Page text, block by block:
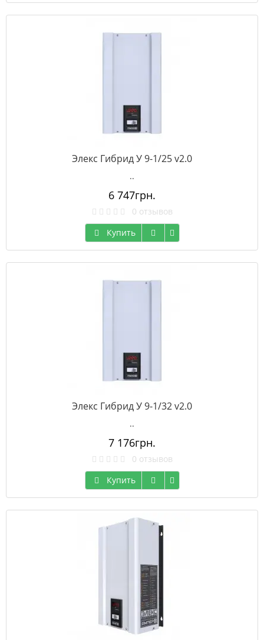
Элекс Гибрид У 9-1/25 v2.0
..
6 747грн.
0 отзывов
Купить
Элекс Гибрид У 9-1/32 v2.0
..
7 176грн.
0 отзывов
Купить